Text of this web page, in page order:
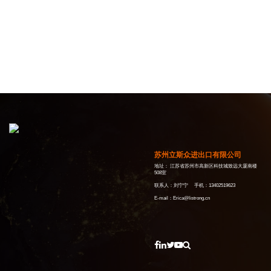
苏州立斯众进出口有限公司
地址： 江苏省苏州市高新区科技城致远大厦南楼
508室
联系人：刘宁宁 手机：13402519623
E-mail：Erica@listrong.cn